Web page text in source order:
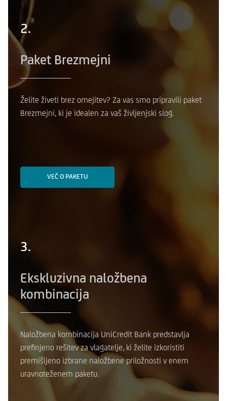
2.
Paket Brezmejni
Želite živeti brez omejitev? Za vas smo pripravili paket
Brezmejni, ki je idealen za vaš življenjski slog.
VEČ O PAKETU
3.
Ekskluzivna naložbena
kombinacija
Naložbena kombinacija UniCredit Bank predstavlja
prefinjeno rešitev za vlagatelje, ki želite izkoristiti
premišljeno izbrane naložbene priložnosti v enem
uravnoteženem paketu.